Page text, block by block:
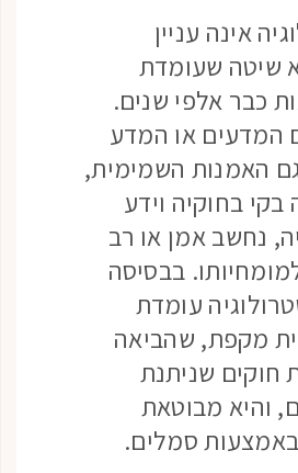
אינה עניין
שיטה שעומדת
כבר אלפי שנים.
המדעים או המדע
האמנות השמימית,
בקי בחוקיה וידע
נחשב אמן או רב
בבסיסה
עומדת
מקפת, שהביאה
חוקים שניתנת
והיא מבוטאת
סמלים.